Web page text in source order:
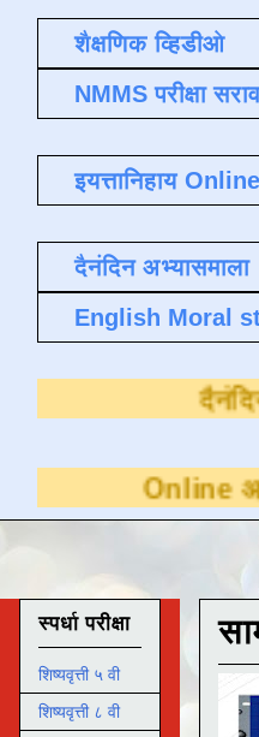
शैक्षणिक व्हिडीओ
NMMS परीक्षा
इयत्तानिहाय
दैनंदिन अभ्यासमाला
English Moral
अभ्यासदिनांक
स्पर्धा परीक्षा
शिष्यवृत्ती ५ वी
शिष्यवृत्ती ८ वी